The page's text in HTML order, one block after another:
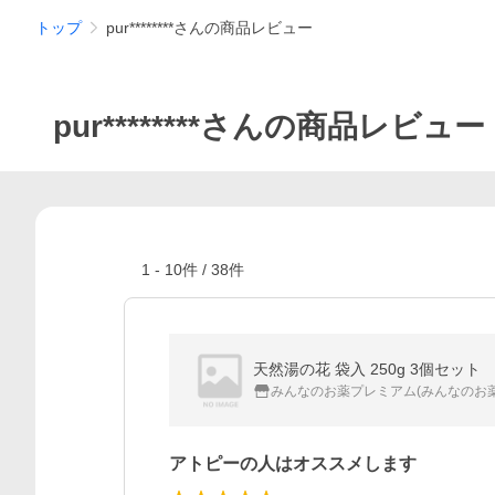
トップ pur********さんの商品レビュー
pur********さんの商品レビュー
1 - 10件 / 38件
天然湯の花 袋入 250g 3個セット
みんなのお薬プレミアム(みんなのお
アトピーの人はオススメします